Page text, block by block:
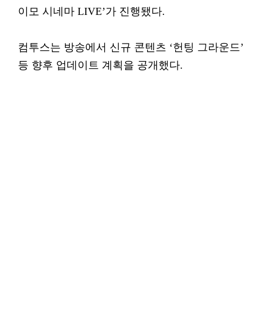
이모 시네마 LIVE’가 진행됐다.
컴투스는 방송에서 신규 콘텐츠 ‘헌팅 그라운드’
등 향후 업데이트 계획을 공개했다.